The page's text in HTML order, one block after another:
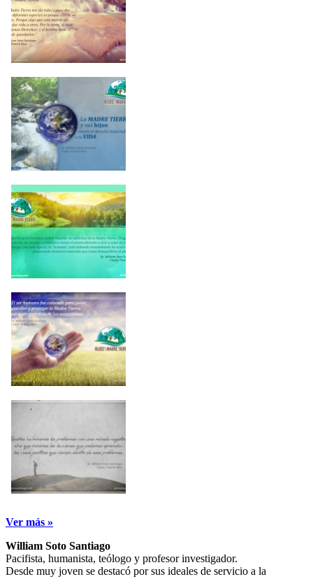
Ver más »
William Soto Santiago
Pacifista, humanista, teólogo y profesor investigador.
Desde muy joven se destacó por sus ideales de servicio a la